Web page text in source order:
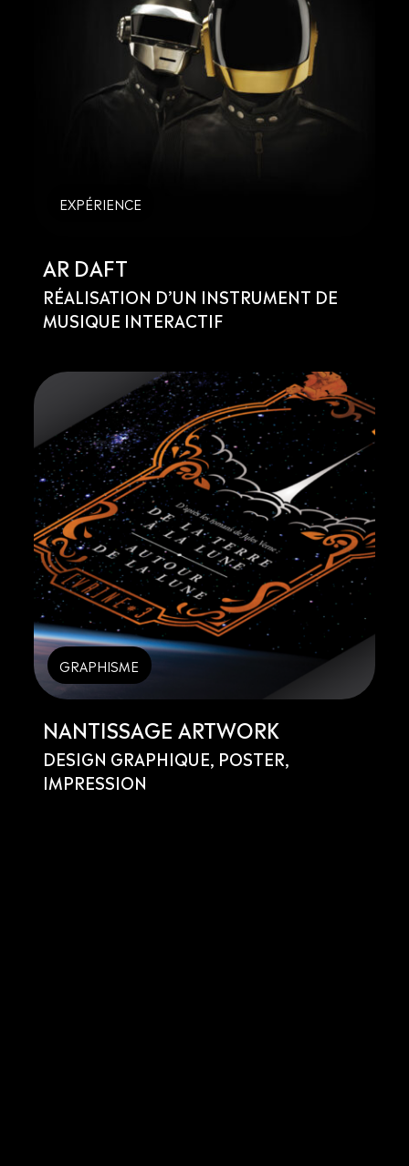
EXPÉRIENCE
AR DAFT
RÉALISATION D’UN INSTRUMENT DE
MUSIQUE INTERACTIF
GRAPHISME
NANTISSAGE ARTWORK
DESIGN GRAPHIQUE, POSTER,
IMPRESSION